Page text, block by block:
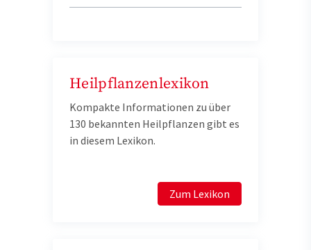
Heilpflanzenlexikon
Kompakte Informationen zu über
130 bekannten Heilpflanzen gibt es
in diesem Lexikon.
Zum Lexikon